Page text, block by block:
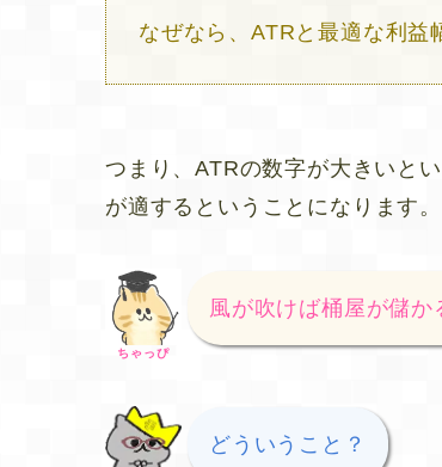
なぜなら、ATRと最適な利益
つまり、ATRの数字が大きいと
が適するということになります。
ちゃっぴ
風が吹けば桶屋が儲
どういうこと？